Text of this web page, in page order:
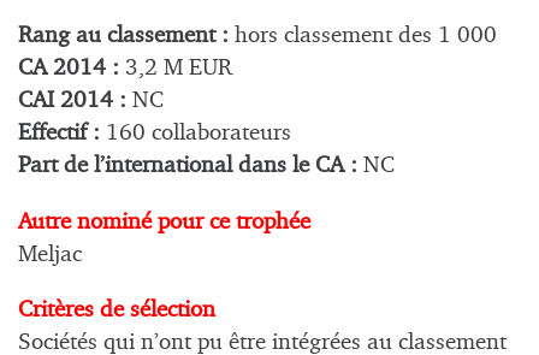
Rang au classement : hors classement des 1 000
CA 2014 : 3,2 M EUR
CAI 2014 : NC
Effectif : 160 collaborateurs
Part de l’international dans le CA : NC
Autre nominé pour ce trophée
Meljac
Critères de sélection
Sociétés qui n’ont pu être intégrées au classement